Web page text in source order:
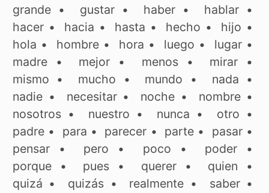
grande • gustar• haber• hablar•
hacer • hacia • hasta • hecho • hijo •
hola • hombre• hora • luego • lugar•
madre • mejor • menos• mirar •
mismo • mucho • mundo • nada •
nadie • necesitar• noche • nombre•
nosotros • nuestro • nunca • otro •
padre • para • parecer • parte • pasar•
pensar • pero • poco • poder•
porque • pues • querer• quien •
quizá • quizás • realmente • saber•